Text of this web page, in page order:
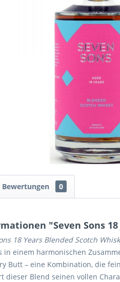
Bewertungen 0
"Seven Sons
18 Years Blended Scotch
in einem harmonischen
Butt – eine Kombination, die
dieser Blend seinen vollen